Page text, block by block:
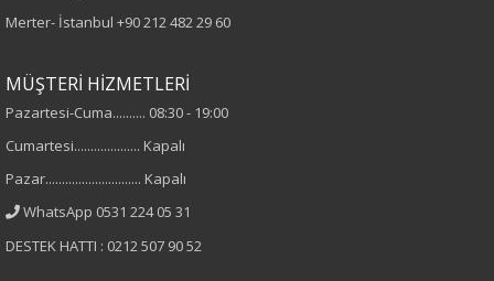
Kadın
Kol Tipi
Astar Durumu
Merter- İstanbul +90 212 482 29 60
MÜŞTERİ HİZMETLERİ
Pazartesi-Cuma.......... 08:30 - 19:00
Cumartesi.................... Kapalı
Pazar............................. Kapalı
WhatsApp 0531 224 05 31
DESTEK HATTI : 0212 507 90 52